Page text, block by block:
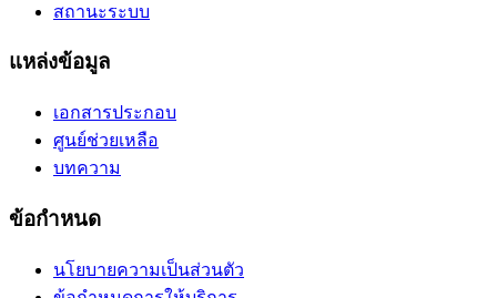
สถานะระบบ
แหล่งข้อมูล
เอกสารประกอบ
ศูนย์ช่วยเหลือ
บทความ
ข้อกำหนด
นโยบายความเป็นส่วนตัว